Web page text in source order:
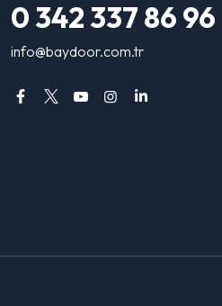
0 342 337 86 96
info@baydoor.com.tr